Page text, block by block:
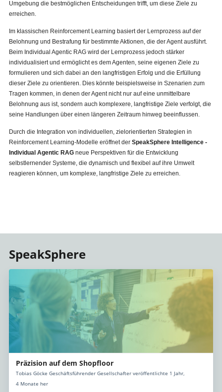
Umgebung die bestmöglichen Entscheidungen trifft, um diese Ziele zu
erreichen.
Im klassischen Reinforcement Learning basiert der Lernprozess auf der
Belohnung und Bestrafung für bestimmte Aktionen, die der Agent ausführt.
Beim Individual Agentic RAG wird der Lernprozess jedoch stärker
individualisiert und ermöglicht es dem Agenten, seine eigenen Ziele zu
formulieren und sich dabei an den langfristigen Erfolg und die Erfüllung
dieser Ziele zu orientieren. Dies könnte beispielsweise in Szenarien zum
Tragen kommen, in denen der Agent nicht nur auf eine unmittelbare
Belohnung aus ist, sondern auch komplexere, langfristige Ziele verfolgt, die
seine Handlungen über einen längeren Zeitraum hinweg beeinflussen.
Durch die Integration von individuellen, zielorientierten Strategien in
Reinforcement Learning-Modelle eröffnet der SpeakSphere Intelligence -
Individual Agentic RAGneue Perspektiven für die Entwicklung
selbstlernender Systeme, die dynamisch und flexibel auf ihre Umwelt
reagieren können, um komplexe, langfristige Ziele zu erreichen.
SpeakSphere
Präzision auf dem Shopfloor
Tobias Göcke Geschäftsführender Gesellschafter veröffentlichte 1 Jahr,
4 Monate her